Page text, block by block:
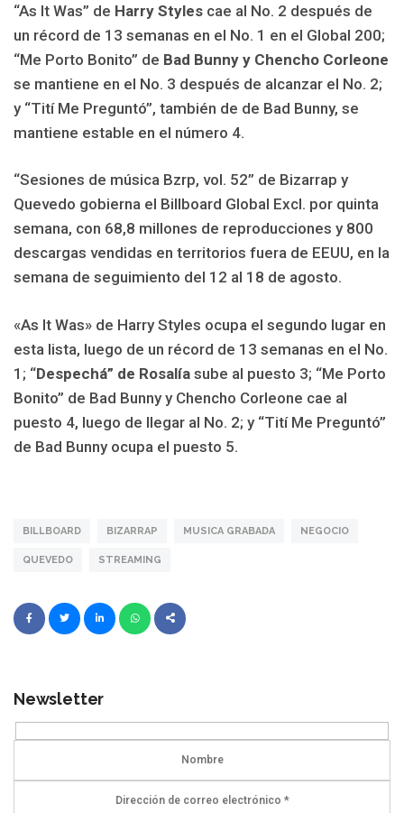
“As It Was” de Harry Styles cae al No. 2 después de
un récord de 13 semanas en el No. 1 en el Global 200;
“Me Porto Bonito” de Bad Bunny y Chencho Corleone
se mantiene en el No. 3 después de alcanzar el No. 2;
y “Tití Me Preguntó”, también de de Bad Bunny, se
mantiene estable en el número 4.
“Sesiones de música Bzrp, vol. 52” de Bizarrap y
Quevedo gobierna el Billboard Global Excl. por quinta
semana, con 68,8 millones de reproducciones y 800
descargas vendidas en territorios fuera de EEUU, en la
semana de seguimiento del 12 al 18 de agosto.
«As It Was» de Harry Styles ocupa el segundo lugar en
esta lista, luego de un récord de 13 semanas en el No.
1; “Despechá” de Rosalía sube al puesto 3; “Me Porto
Bonito” de Bad Bunny y Chencho Corleone cae al
puesto 4, luego de llegar al No. 2; y “Tití Me Preguntó”
de Bad Bunny ocupa el puesto 5.
BILLBOARD BIZARRAP MUSICA GRABADA NEGOCIO
QUEVEDO STREAMING
Newsletter